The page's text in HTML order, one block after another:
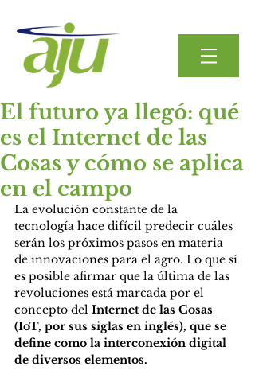
El futuro ya llegó: qué
es el Internet de las
Cosas y cómo se aplica
en el campo
La evolución constante de la
tecnología hace difícil predecir cuáles
serán los próximos pasos en materia
de innovaciones para el agro. Lo que sí
es posible afirmar que la última de las
revoluciones está marcada por el
concepto del Internet de las Cosas
(IoT, por sus siglas en inglés), que se
define como la interconexión digital
de diversos elementos.